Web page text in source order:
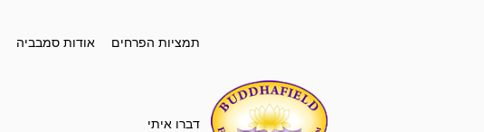
תמציות הפרחים אודות סמבביה
דברו איתי